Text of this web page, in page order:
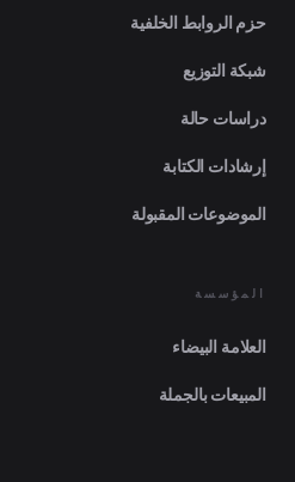
حزم الروابط الخلفية
شبكة التوزيع
دراسات حالة
إرشادات الكتابة
الموضوعات المقبولة
المؤسسة
العلامة البيضاء
المبيعات بالجملة